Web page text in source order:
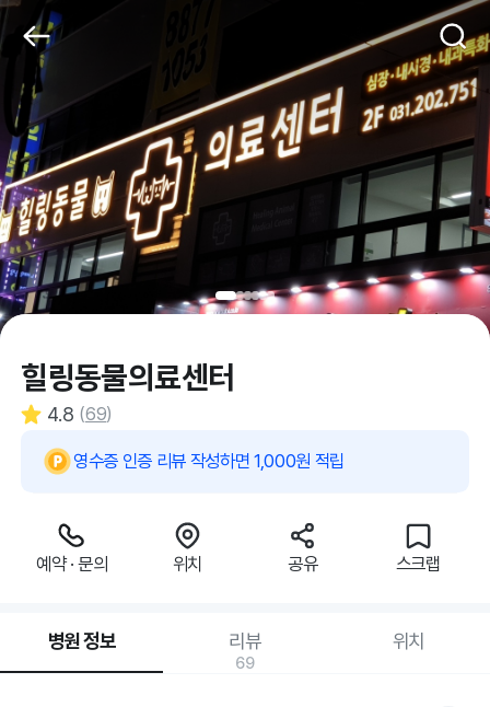
힐링동물의료센터
4.8 (69)
영수증 인증 리뷰 작성하면 1,000원 적립
예약 · 문의 위치 공유 스크랩
병원 정보 리뷰
69
위치